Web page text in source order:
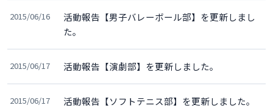
2015/06/16
活動報告【男子バレーボール部】を更新しまし
た。
2015/06/17 活動報告【演劇部】を更新しました。
2015/06/17 活動報告【ソフトテニス部】を更新しました。